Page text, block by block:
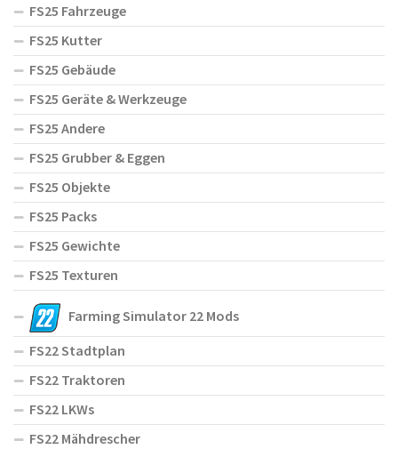
FS25 Fahrzeuge
FS25 Kutter
FS25 Gebäude
FS25 Geräte & Werkzeuge
FS25 Andere
FS25 Grubber & Eggen
FS25 Objekte
FS25 Packs
FS25 Gewichte
FS25 Texturen
Farming Simulator 22 Mods
FS22 Stadtplan
FS22 Traktoren
FS22 LKWs
FS22 Mähdrescher